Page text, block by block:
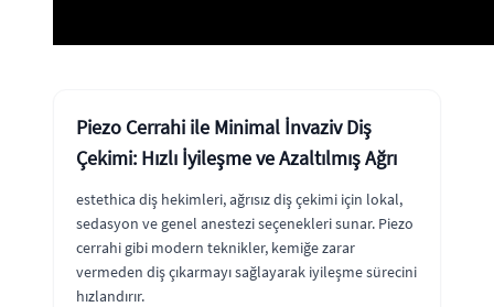
Piezo Cerrahi ile Minimal İnvaziv Diş
Çekimi: Hızlı İyileşme ve Azaltılmış Ağrı
estethica diş hekimleri, ağrısız diş çekimi için lokal,
sedasyon ve genel anestezi seçenekleri sunar. Piezo
cerrahi gibi modern teknikler, kemiğe zarar
vermeden diş çıkarmayı sağlayarak iyileşme sürecini
hızlandırır.